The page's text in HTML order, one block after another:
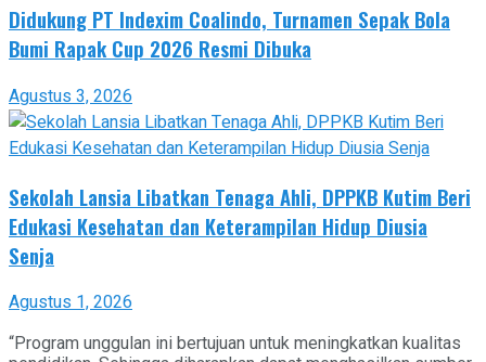
Didukung PT Indexim Coalindo, Turnamen Sepak Bola
Bumi Rapak Cup 2026 Resmi Dibuka
Agustus 3, 2026
Sekolah Lansia Libatkan Tenaga Ahli, DPPKB Kutim Beri
Edukasi Kesehatan dan Keterampilan Hidup Diusia
Senja
Agustus 1, 2026
“Program unggulan ini bertujuan untuk meningkatkan kualitas